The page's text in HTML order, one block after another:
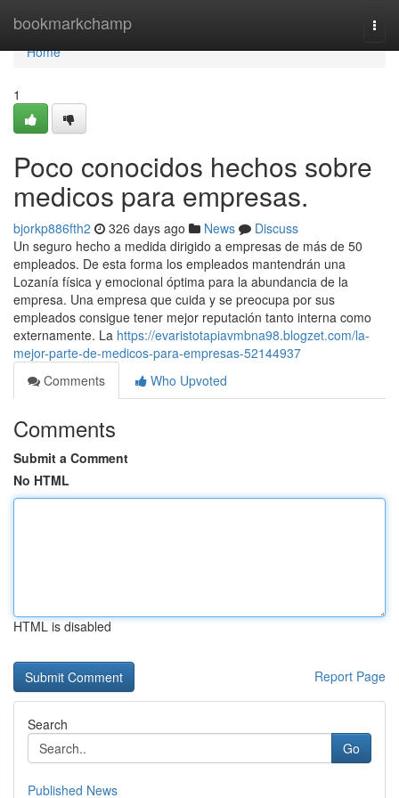
bookmarkchamp
Home
Home
1
Poco conocidos hechos sobre
medicos para empresas.
bjorkp886fth2 326 days ago News
Discuss
Un seguro hecho a medida dirigido a empresas de más de 50
empleados. De esta forma los empleados mantendrán una
Lozanía física y emocional óptima para la abundancia de la
empresa. Una empresa que cuida y se preocupa por sus
empleados consigue tener mejor reputación tanto interna como
externamente. La https://evaristotapiavmbna98.blogzet.com/la-
mejor-parte-de-medicos-para-empresas-52144937
Comments
Who Upvoted
Comments
Submit a Comment
No HTML
HTML is disabled
Report Page
Search
Go
Published News